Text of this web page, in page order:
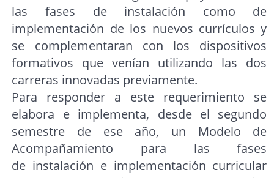
las fases de instalación como de
implementación de los nuevos currículos y
se complementaran con los dispositivos
formativos que venían utilizando las dos
carreras innovadas previamente.
Para responder a este requerimiento se
elabora e implementa, desde el segundo
semestre de ese año, un Modelo de
Acompañamiento para las fases
de instalación e implementación curricular